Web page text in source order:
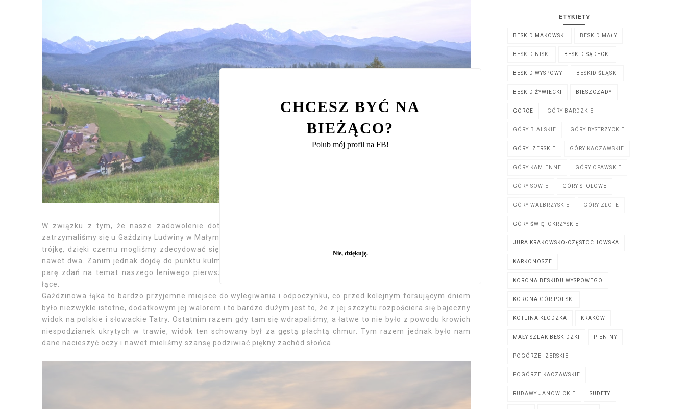
W związku z tym, że nasze zadowolenie dotyczące naszej ostatniej kwatery było bardzo duże i tym razem
zatrzymaliśmy się u Gaździny Ludwiny w Małym Cichym, zasadniczą różnicą było tylko to, że tym razem byliśmy we
trójkę, dzięki czemu mogliśmy zdecydować się na trudniejszy szlak, a jak się później okazało mogliśmy zaliczyć
nawet dwa. Zanim jednak dojdę do punktu kulminacyjnego oraz do pękania z dumy z powodu naszej Wiki, powiem
parę zdań na temat naszego leniwego pierwszego dnia, a raczej popołudnia, które spędziliśmy na gaździnowej
łące.
Gaździnowa łąka to bardzo przyjemne miejsce do wylegiwania i odpoczynku, co przed kolejnym forsującym dniem
było niezwykle istotne, dodatkowym jej walorem i to bardzo dużym jest to, że z jej szczytu rozpościera się bajeczny
widok na polskie i słowackie Tatry. Ostatnim razem gdy tam się wdrapaliśmy, a łatwe to nie było z powodu krowich
niespodzianek ukrytych w trawie, widok ten schowany był za gęstą płachtą chmur. Tym razem jednak było nam
dane nacieszyć oczy i nawet mieliśmy szansę podziwiać piękny zachód słońca.
ETYKIETY
BESKID MAKOWSKI BESKID MAŁY
BESKID NISKI BESKID SĄDECKI
BESKID WYSPOWY BESKID ŚLĄSKI
BESKID ŻYWIECKI BIESZCZADY
GORCE GÓRY BARDZKIE
GÓRY BIALSKIE GÓRY BYSTRZYCKIE
GÓRY IZERSKIE GÓRY KACZAWSKIE
GÓRY KAMIENNE GÓRY OPAWSKIE
GÓRY SOWIE GÓRY STOŁOWE
GÓRY WAŁBRZYSKIE GÓRY ZŁOTE
GÓRY ŚWIĘTOKRZYSKIE
JURA KRAKOWSKO-CZĘSTOCHOWSKA
KARKONOSZE
KORONA BESKIDU WYSPOWEGO
KORONA GÓR POLSKI
KOTLINA KŁODZKA KRAKÓW
MAŁY SZLAK BESKIDZKI PIENINY
POGÓRZE IZERSKIE
POGÓRZE KACZAWSKIE
RUDAWY JANOWICKIE SUDETY
CHCESZ BYĆ NA
BIEŻĄCO?
Polub mój profil na FB!